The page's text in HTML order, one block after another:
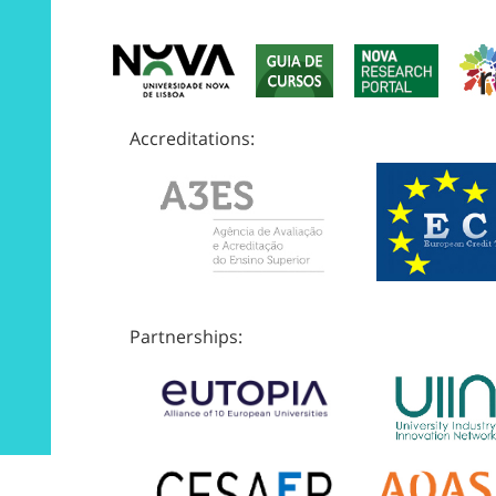
Accreditations:
Partnerships: